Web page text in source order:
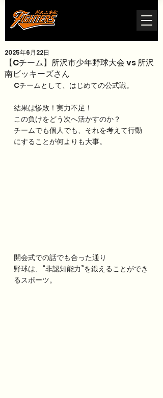
【Cチーム】所沢市少年野球大会 vs 所沢
南ビッキーズさん
2025年6月22日
Cチームとして、はじめての公式戦。
結果は惨敗！実力不足！
この負けをどう次へ活かすのか？
チームでも個人でも、それを考えて行動
にすることが何よりも大事。
開会式での話でも合った通り
野球は、”非認知能力”を鍛えることができ
るスポーツ。